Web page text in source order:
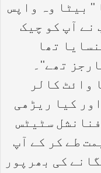
'' بیٹا وہ واپس
نے آپ کو چیک
تھا
تھے''۔
وائٹ کالر
کیا ریڑھی
سٹیٹس
طے کر کے آپ
کی بھرپور